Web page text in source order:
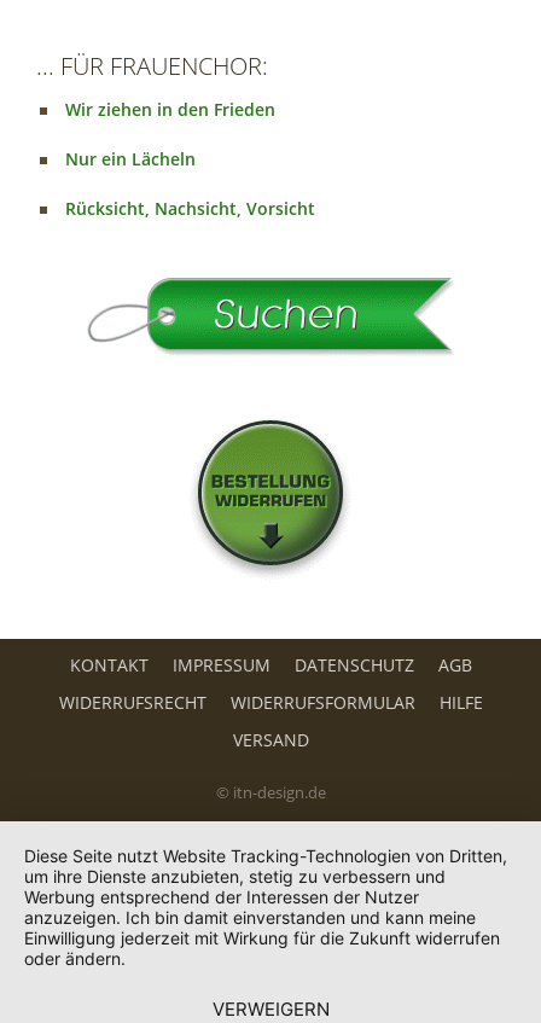
... FÜR FRAUENCHOR:
Wir ziehen in den Frieden
Nur ein Lächeln
Rücksicht, Nachsicht, Vorsicht
KONTAKT IMPRESSUM DATENSCHUTZ
AGB
WIDERRUFSRECHT
WIDERRUFSFORMULAR
HILFE
VERSAND
© itn-design.de
Diese Seite nutzt Website Tracking-Technologien von Dritten,
um ihre Dienste anzubieten, stetig zu verbessern und
Werbung entsprechend der Interessen der Nutzer
anzuzeigen. Ich bin damit einverstanden und kann meine
Einwilligung jederzeit mit Wirkung für die Zukunft widerrufen
oder ändern.
VERWEIGERN